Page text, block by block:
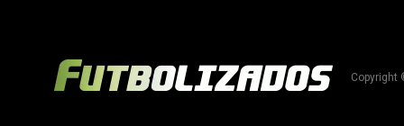
Copyright